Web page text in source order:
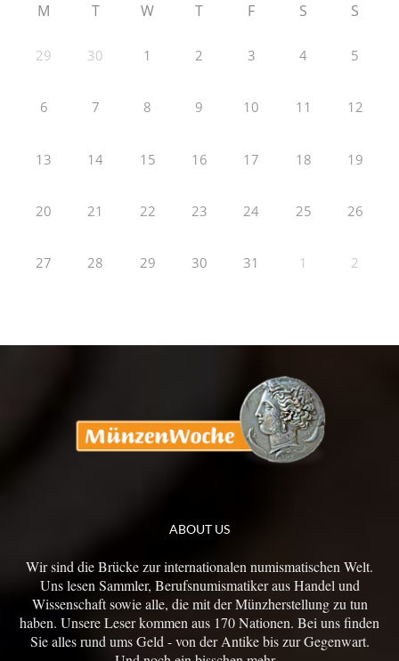
M T W T F S S
29 30 1 2 3 4 5
6 7 8 9 10 11 12
13 14 15 16 17 18 19
20 21 22 23 24 25 26
27 28 29 30 31 1 2
ABOUT US
Wir sind die Brücke zur internationalen numismatischen Welt.
Uns lesen Sammler, Berufsnumismatiker aus Handel und
Wissenschaft sowie alle, die mit der Münzherstellung zu tun
haben. Unsere Leser kommen aus 170 Nationen. Bei uns finden
Sie alles rund ums Geld - von der Antike bis zur Gegenwart.